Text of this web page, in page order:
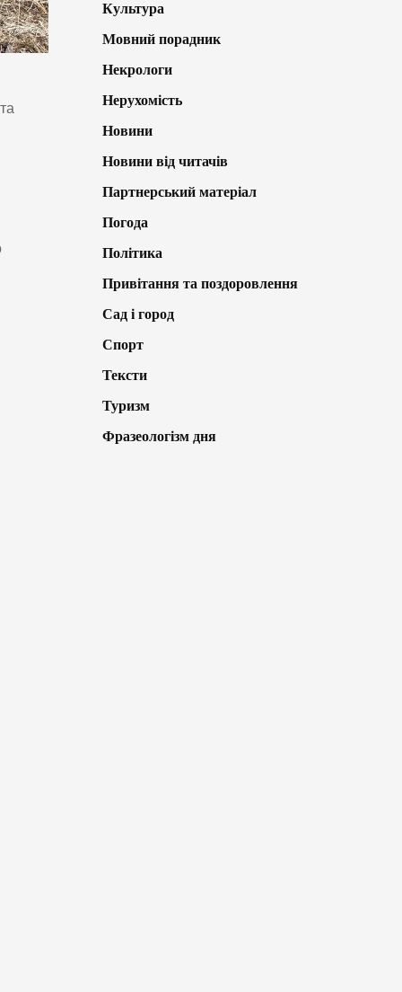
Культура
Мовний порадник
Некрологи
Нерухомість
Новини
Новини від читачів
Партнерський матеріал
Погода
Політика
Привітання та поздоровлення
Сад і город
Спорт
Тексти
Туризм
Фразеологізм дня